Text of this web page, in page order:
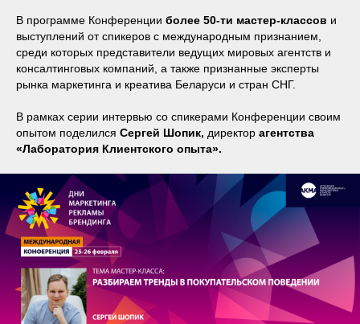
В программе Конференции более 50-ти мастер-классов и
выступлений от спикеров с международным признанием,
среди которых представители ведущих мировых агентств и
консалтинговых компаний, а также признанные эксперты
рынка маркетинга и креатива Беларуси и стран СНГ.
В рамках серии интервью со спикерами Конференции своим
опытом поделился Сергей Шопик, директор агентства
«Лаборатория Клиентского опыта».